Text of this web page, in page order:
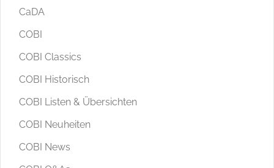
CaDA
COBI
COBI Classics
COBI Historisch
COBI Listen & Übersichten
COBI Neuheiten
COBI News